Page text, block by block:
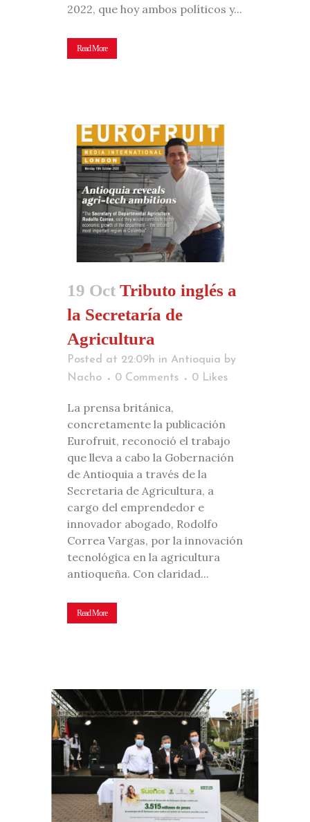
2022, que hoy ambos políticos y...
Read More
19 Oct Tributo inglés a
la Secretaría de
Agricultura
Posted at 22:09h in Antioquia by
Nacho
0 Comments 0 Likes
La prensa británica,
concretamente la publicación
Eurofruit, reconoció el trabajo
que lleva a cabo la Gobernación
de Antioquia a través de la
Secretaria de Agricultura, a
cargo del emprendedor e
innovador abogado, Rodolfo
Correa Vargas, por la innovación
tecnológica en la agricultura
antioqueña. Con claridad...
Read More